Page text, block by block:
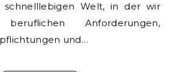
Anforderungen,
und…